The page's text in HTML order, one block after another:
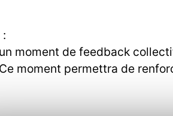
moment de feedback
moment permettra de